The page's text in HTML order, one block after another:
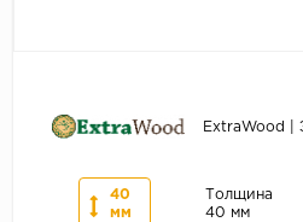
ExtraWood |
40
мм
Толщина
40 мм